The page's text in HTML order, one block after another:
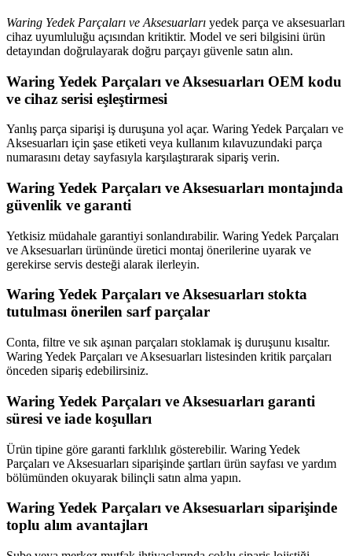
Waring Yedek Parçaları ve Aksesuarları yedek parça ve aksesuarları
cihaz uyumluluğu açısından kritiktir. Model ve seri bilgisini ürün
detayından doğrulayarak doğru parçayı güvenle satın alın.
Waring Yedek Parçaları ve Aksesuarları OEM kodu
ve cihaz serisi eşleştirmesi
Yanlış parça siparişi iş duruşuna yol açar. Waring Yedek Parçaları ve
Aksesuarları için şase etiketi veya kullanım kılavuzundaki parça
numarasını detay sayfasıyla karşılaştırarak sipariş verin.
Waring Yedek Parçaları ve Aksesuarları montajında
güvenlik ve garanti
Yetkisiz müdahale garantiyi sonlandırabilir. Waring Yedek Parçaları
ve Aksesuarları ürününde üretici montaj önerilerine uyarak ve
gerekirse servis desteği alarak ilerleyin.
Waring Yedek Parçaları ve Aksesuarları stokta
tutulması önerilen sarf parçalar
Conta, filtre ve sık aşınan parçaları stoklamak iş duruşunu kısaltır.
Waring Yedek Parçaları ve Aksesuarları listesinden kritik parçaları
önceden sipariş edebilirsiniz.
Waring Yedek Parçaları ve Aksesuarları garanti
süresi ve iade koşulları
Ürün tipine göre garanti farklılık gösterebilir. Waring Yedek
Parçaları ve Aksesuarları siparişinde şartları ürün sayfası ve yardım
bölümünden okuyarak bilinçli satın alma yapın.
Waring Yedek Parçaları ve Aksesuarları siparişinde
toplu alım avantajları